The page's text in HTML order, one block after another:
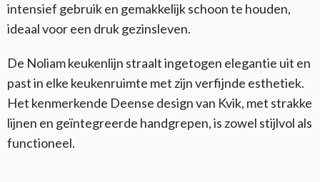
intensief gebruik en gemakkelijk schoon te houden,
ideaal voor een druk gezinsleven.
De Noliam keukenlijn straalt ingetogen elegantie uit en
past in elke keukenruimte met zijn verfijnde esthetiek.
Het kenmerkende Deense design van Kvik, met strakke
lijnen en geïntegreerde handgrepen, is zowel stijlvol als
functioneel.